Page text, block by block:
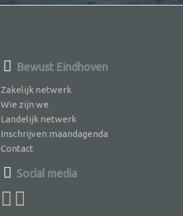
Bewust Eindhoven
Zakelijk netwerk
Wie zijn we
Landelijk netwerk
Inschrijven maandagenda
Contact
Social media